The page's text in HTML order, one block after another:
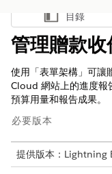
顯示目錄
目錄
管理贈款
使用「表單架構」可讓
Cloud 網站上的進度報
預算用量和報告成果。
必要版本
提供版本：Lightning